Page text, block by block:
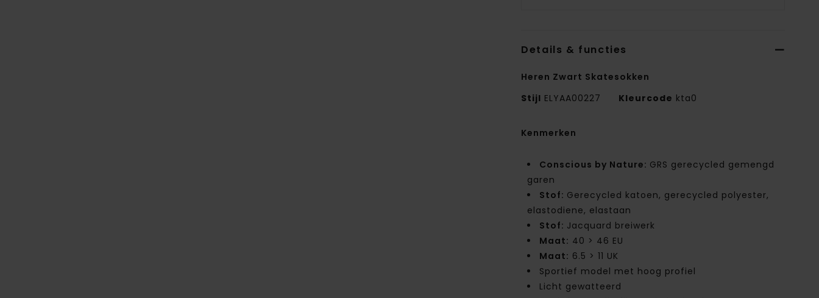
Details & functies
Heren Zwart Skatesokken
Stijl ELYAA00227 Kleurcode kta0
Kenmerken
Conscious by Nature: GRS gerecycled gemengd
garen
Stof: Gerecycled katoen, gerecycled polyester,
elastodiene, elastaan
Stof: Jacquard breiwerk
Maat: 40 > 46 EU
Maat: 6.5 > 11 UK
Sportief model met hoog profiel
Licht gewatteerd